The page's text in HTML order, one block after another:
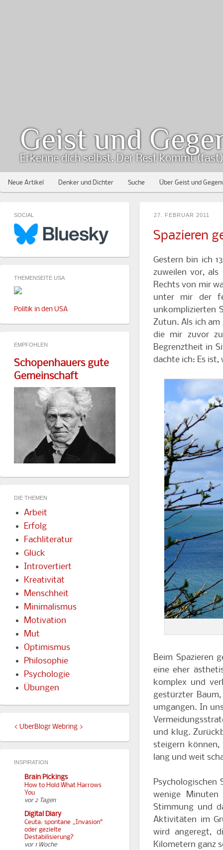
Neue Artikel Denker und Dichter Suche Über Geist und
Geist und
Erkenne dich selbst. Der Rest kommt
27. FEBRUAR 2011
Spazieren
Gestern bin ich
zuweilen vor, als
Rechts von mir
unter mir der
unkomplizierten
Zutun. Als ich am
die mir zuvor
Begrenztheit in
dachte ich: Es ist,
Beim Spazieren
eine eher
komplex und
gestürzter
umgangen. In
und klug.
steigern
lang und weit
wenige Minuten
Stimmung und
Aktivitäten im
wird angeregt,
Kilometern ganz
SOCIAL
THEMENSEITE USA
Politik in den USA
EMPFOHLEN
Schopenhauers gute
Gemeinschaft
DIE THEMEN
Arbeit
Erfolg
Fachliteratur
Glück
Introvertiert
Kreativität
Menschheit
Minimalismus
Motivation
Mut
Optimismus
Philosophie
Psychologie
Übungen
< UberBlogr Webring >
INSPIRATION
Brain Pickings
How to Hold What Harrows
You
vor 2 Tagen
Digital Diary
Ceuta: spontane „Invasion“
oder gezielte
Destabilisierung?
vor 1 Woche